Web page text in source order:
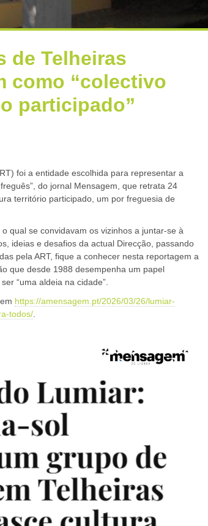
de Telheiras
como “colectivo
participado”
foi a entidade escolhida para representar a
do jornal Mensagem, que retrata 24
território participado, um por freguesia de
qual se convidavam os vizinhos a juntar-se à
ideias e desafios da actual Direcção, passando
pela ART, fique a conhecer nesta reportagem a
que desde 1988 desempenha um papel
“uma aldeia na cidade”.
https://amensagem.pt/2026/03/26/lumiar-
todos/